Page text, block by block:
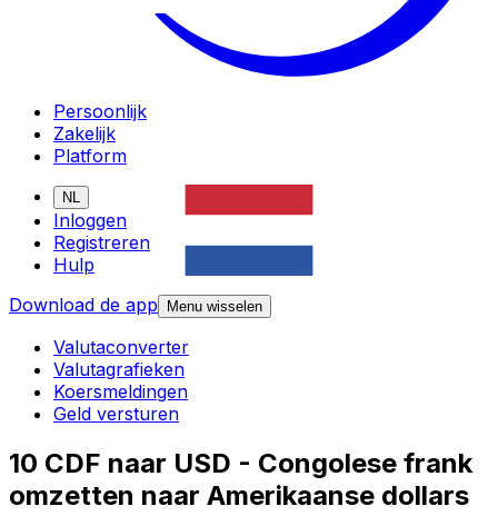
Persoonlijk
Zakelijk
Platform
NL
Inloggen
Registreren
Hulp
Download de app
Menu wisselen
Valutaconverter
Valutagrafieken
Koersmeldingen
Geld versturen
10 CDF naar USD - Congolese frank
omzetten naar Amerikaanse dollars